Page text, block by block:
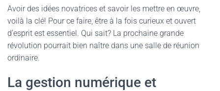
Avoir des idées novatrices et savoir les mettre en œuvre,
voilà la clé! Pour ce faire, être à la fois curieux et ouvert
d’esprit est essentiel. Qui sait? La prochaine grande
révolution pourrait bien naître dans une salle de réunion
ordinaire.
La gestion numérique et